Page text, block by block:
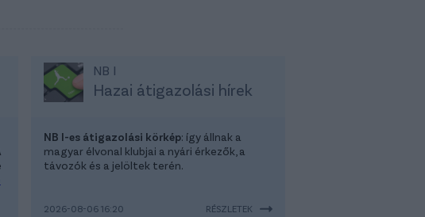
NB I
Hazai átigazolási hírek
NB I-es átigazolási körkép: így állnak a
magyar élvonal klubjai a nyári érkezők, a
távozók és a jelöltek terén.
2026-08-06 16:20 RÉSZLETEK